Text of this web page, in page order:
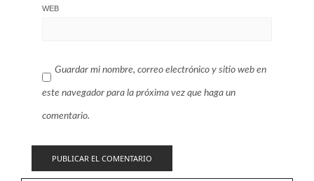
WEB
Guardar mi nombre, correo electrónico y sitio web en
este navegador para la próxima vez que haga un
comentario.